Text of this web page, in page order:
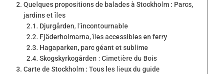
Quelques propositions de balades à Stockholm : Parcs,
jardins et îles
Djurgården, l’incontournable
Fjäderholmarna, îles accessibles en ferry
Hagaparken, parc géant et sublime
Skogskyrkogården : Cimetière du Bois
Carte de Stockholm : Tous les lieux du guide